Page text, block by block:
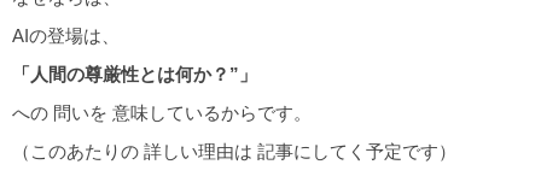
AIの登場は、
「人間の尊厳性とは何か？”」
への 問いを 意味しているからです。
（このあたりの 詳しい理由は 記事にしてく予定です）